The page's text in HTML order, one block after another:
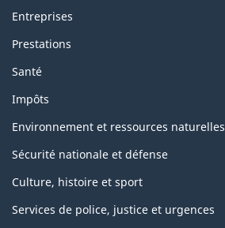
Entreprises
Prestations
Santé
Impôts
Environnement et ressources naturelles
Sécurité nationale et défense
Culture, histoire et sport
Services de police, justice et urgences